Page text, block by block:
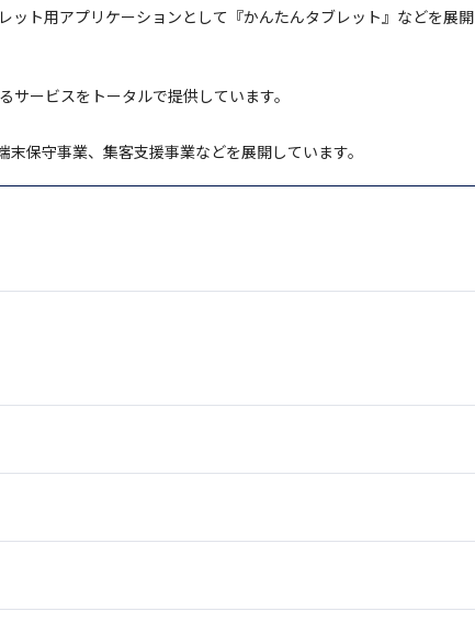
ト用アプリケーションとして『かんたんタブレット』などを展開
ービスをトータルで提供しています。
保守事業、集客支援事業などを展開しています。